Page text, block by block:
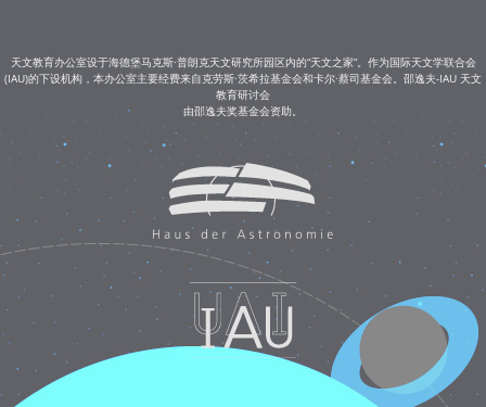
天文教育办公室设于海德堡马克斯·普朗克天文研究所园区内的“天文之家”。作为国际天文学联合会
(IAU)的下设机构，本办公室主要经费来自克劳斯·茨希拉基金会和卡尔·蔡司基金会。邵逸夫-IAU 天文
教育研讨会
由邵逸夫奖基金会资助。